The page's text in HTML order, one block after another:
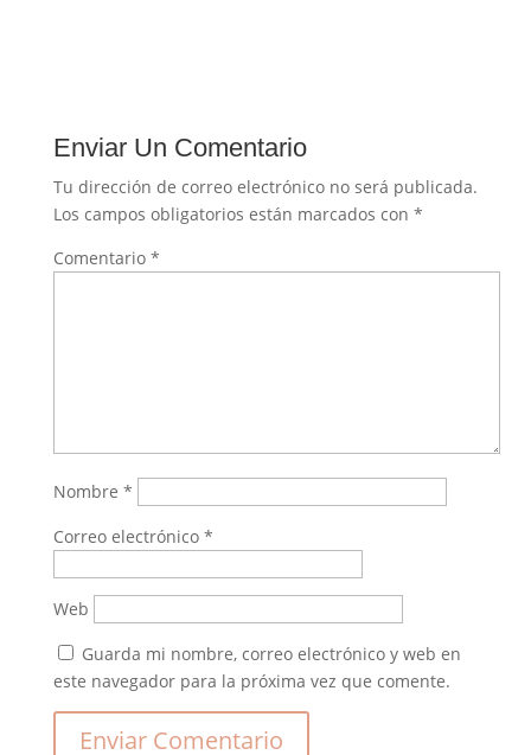
Enviar Un Comentario
Tu dirección de correo electrónico no será publicada.
Los campos obligatorios están marcados con *
Comentario *
Nombre *
Correo electrónico *
Web
Guarda mi nombre, correo electrónico y web en
este navegador para la próxima vez que comente.